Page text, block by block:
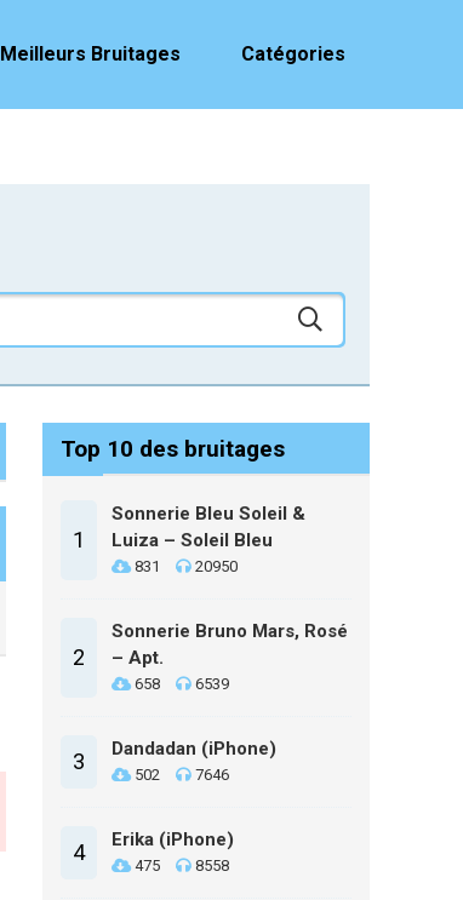
Meilleurs Bruitages Catégories
Top 10 des bruitages
1
Sonnerie Bleu Soleil &
Luiza – Soleil Bleu
831 20950
2
Sonnerie Bruno Mars, Rosé
– Apt.
658 6539
3 Dandadan (iPhone)
502 7646
4 Erika (iPhone)
475 8558